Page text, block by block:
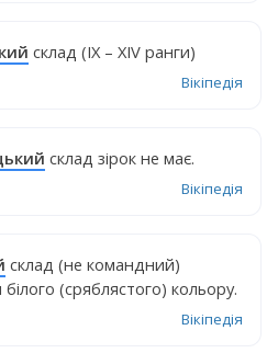
склад (ІХ – XIV ранги)
Вікіпедія
склад зірок не має.
Вікіпедія
склад (не командний)
(сряблястого) кольору.
Вікіпедія